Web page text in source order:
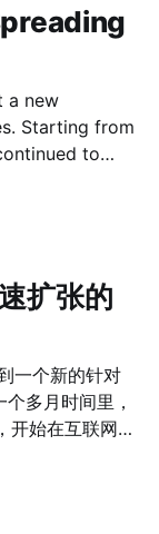
一个LUA簇，
a new
Starting from
to
扩张的
一个新的针对
多月时间里，
开始在互联网上